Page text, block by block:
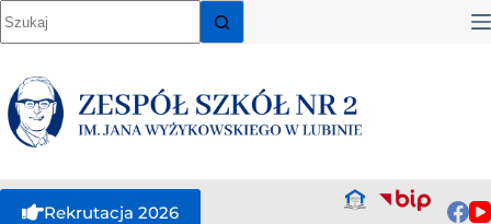
Rekrutacja 2026